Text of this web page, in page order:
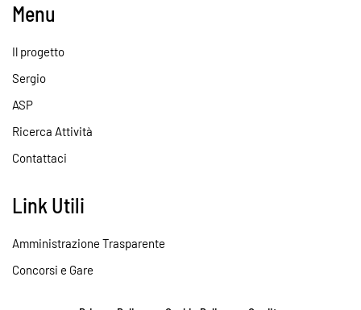
Menu
Il progetto
Sergio
ASP
Ricerca Attività
Contattaci
Link Utili
Amministrazione Trasparente
Concorsi e Gare